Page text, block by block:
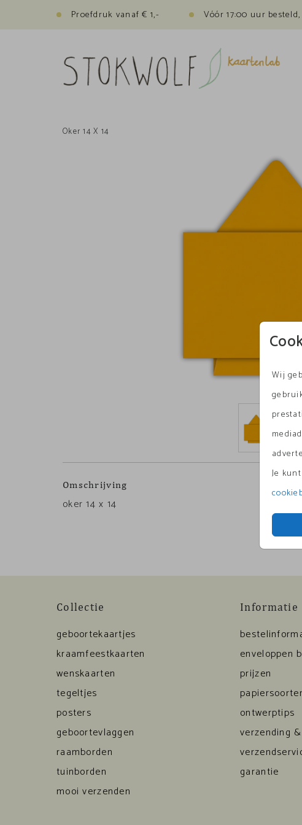
Proefdruk vanaf € 1,- Vóór 17:00 uur
Wij
Je
Oker 14 X 14
Omschrijving
oker 14 x 14
Collectie
geboortekaartjes
kraamfeestkaarten
wenskaarten
tegeltjes
posters
geboortevlaggen
raamborden
tuinborden
mooi verzenden
Informatie
enveloppen
prijzen
ontwerptips
verzending
garantie